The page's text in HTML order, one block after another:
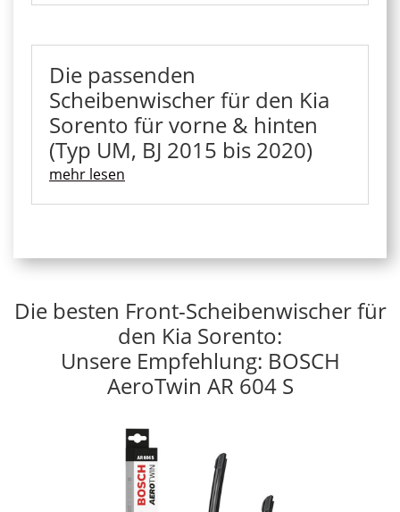
Die passenden
Scheibenwischer für den Kia
Sorento für vorne & hinten
(Typ UM, BJ 2015 bis 2020)
mehr lesen
Die besten Front-Scheibenwischer für
den Kia Sorento:
Unsere Empfehlung: BOSCH
AeroTwin AR 604 S